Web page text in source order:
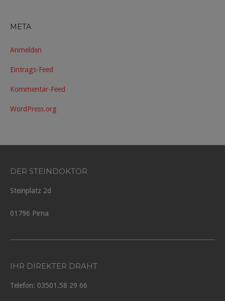
META
Anmelden
Eintrags-Feed
Kommentar-Feed
WordPress.org
DER STEINDOKTOR
Steinplatz 2d
01796 Pirna
IHR DIREKTER DRAHT
Telefon: 03501.58 29 66